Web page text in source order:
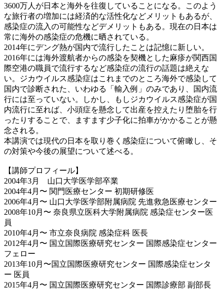
3600万人が日本と海外を往復していることになる。このよう
な旅行者の増加には経済的な活性化などメリットもあるが、
感染症の流入の可能性などデメリットもある。現在の日本は
常に海外の感染症の危機に晒されている。
2014年にデング熱が国内で流行したことは記憶に新しい。
2016年には海外渡航者からの感染を契機とした麻疹が関西国
際空港の職員で流行するなど感染症の流行の話題は絶えな
い。ジカウイルス感染症はこれまでのところ海外で感染して
国内で診断された、いわゆる「輸入例」のみであり、国内流
行には至っていない。しかし、もしジカウイルス感染症が国
内流行に至れば、小頭症を懸念して出産を控えたり堕胎を行
ったりすることで、ますます少子化に拍車がかかることが懸
念される。
本講演では現代の日本を取り巻く感染症について俯瞰し、そ
の対策や今後の展望について述べる。
【講師プロフィール】
2004年3月 山口大学医学部卒業
2004年4月〜 関門医療センター 初期研修医
2006年4月〜 山口大学医学部附属病院 先進救急医療センター
2008年10月〜 奈良県立医科大学附属病院 感染症センター医
員
2010年4月〜 市立奈良病院 感染症科 医長
2012年4月〜 国立国際医療研究センター 国際感染症センター
フェロー
2013年10月〜国立国際医療研究センター 国際感染症センタ
ー 医員
2015年4月〜 国立国際医療研究センター 国際診療部 副部長